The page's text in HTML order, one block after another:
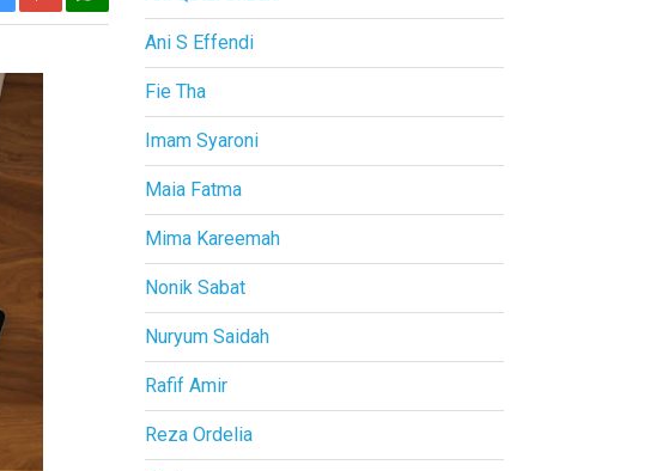
Ani S Effendi
Fie Tha
Imam Syaroni
Maia Fatma
Mima Kareemah
Nonik Sabat
Nuryum Saidah
Rafif Amir
Reza Ordelia